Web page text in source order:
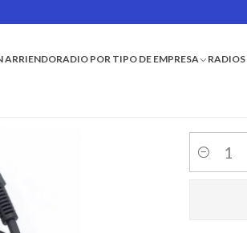
ARRIENDORADIO POR TIPO DE EMPRESA
RADIOS
Cantidad